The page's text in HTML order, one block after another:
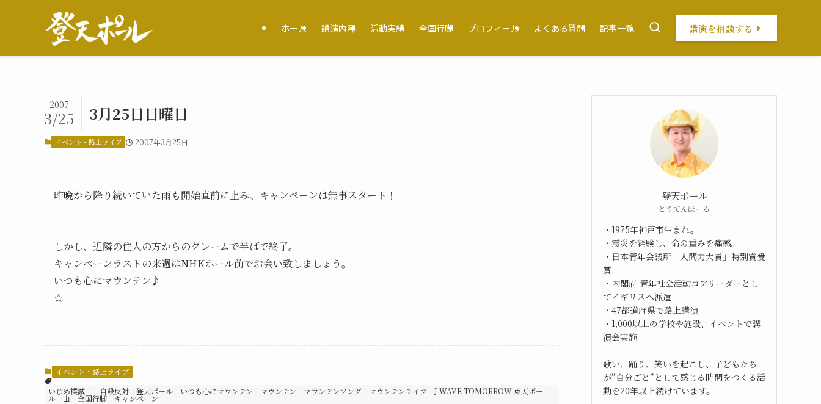
ホーム 講演内容 活動実績 全国行脚 プロフィール よくある質問 記事一覧 講演を相談する
3月25日日曜日
2007
3/25
イベント・路上ライブ 2007年3月25日
昨晩から降り続いていた雨も開始直前に止み、キャンペーンは無事スタート！
しかし、近隣の住人の方からのクレームで半ばで終了。
キャンペーンラストの来週はNHKホール前でお会い致しましょう。
いつも心にマウンテン♪
☆
イベント・路上ライブ
いじめ撲滅 自殺反対 登天ポール いつも心にマウンテン マウンテン マウンテンソング マウンテンライブ J-WAVE TOMORROW 東天ポー
ル 山 全国行脚 キャンペーン
登天ポール
とうてんぽーる
・1975年神戸市生まれ。
・震災を経験し、命の重みを痛感。
・日本青年会議所「人間力大賞」特別賞受
賞
・内閣府 青年社会活動コアリーダーとし
てイギリスへ派遣
・47都道府県で路上講演
・1,000以上の学校や施設、イベントで講
演会実施
歌い、踊り、笑いを起こし、子どもたち
が”自分ごと”として感じる時間をつくる活
動を20年以上続けています。